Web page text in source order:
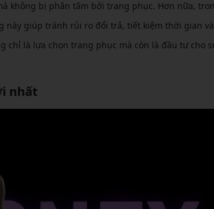
không bị phân tâm bởi trang phục. Hơn nữa,
này giúp tránh rủi ro đổi trả, tiết kiệm thời gian
chỉ là lựa chọn trang phục mà còn là đầu tư cho
nhất